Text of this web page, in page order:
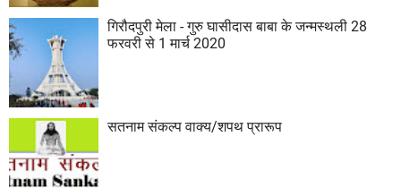
गिरौदपुरी मेला - गुरु घासीदास बाबा के जन्मस्थली 28
फरवरी से 1 मार्च 2020
सतनाम संकल्प वाक्य/शपथ प्रारूप